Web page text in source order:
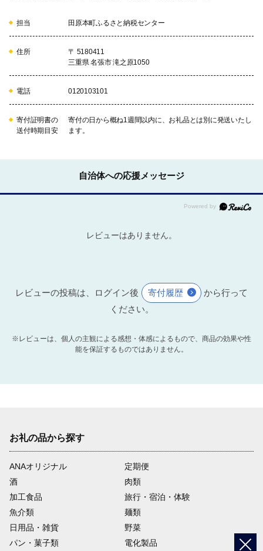
担当 田原本町ふるさと納税センター
住所
〒 5180411
三重県 名張市 滝之原1050
電話 0120103101
寄付証明書の
送付時期目安
寄付の日から概ね1週間以内に、お礼品とは別に発送いたし
ます。
自治体への応援メッセージ
レビューはありません。
レビューの投稿は、ログイン後 寄付履歴
から行って
ください。
※レビューは、個人の主観による感想・体感によるもので、商品の効果や性
能を保証するものではありません。
お礼の品から探す
ANAオリジナル
定期便
酒
肉類
加工食品
旅行・宿泊・体験
魚介類
麺類
日用品・雑貨
野菜
パン・菓子類
電化製品